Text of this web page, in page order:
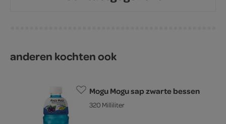
anderen kochten ook
Mogu Mogu sap zwarte bessen
320 Milliliter